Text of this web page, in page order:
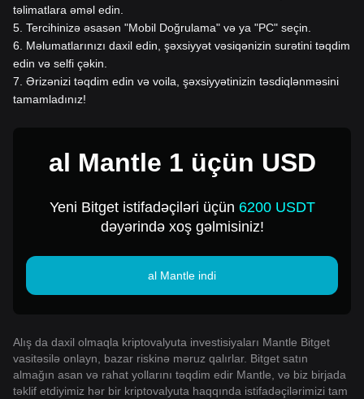
təlimatlara əməl edin.
5 Tercihinizə əsasən "Mobil Doğrulama" və ya "PC" seçin.
6
Məlumatlarınızı daxil edin, şəxsiyyət vəsiqənizin surətini təqdim
edin və selfi çəkin.
7 Ərizənizi təqdim edin və voila, şəxsiyyətinizin təsdiqlənməsini
tamamladınız!
al Mantle 1 üçün USD
Yeni Bitget istifadəçiləri üçün 6200 USDT
dəyərində xoş gəlmisiniz!
al Mantle indi
Alış da daxil olmaqla kriptovalyuta investisiyaları Mantle Bitget
vasitəsilə onlayn, bazar riskinə məruz qalırlar. Bitget satın
almağın asan və rahat yollarını təqdim edir Mantle, və biz birjada
təklif etdiyimiz hər bir kriptovalyuta haqqında istifadəçilərimizi tam